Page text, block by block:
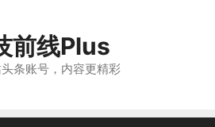
前线Plus
条账号，内容更精彩